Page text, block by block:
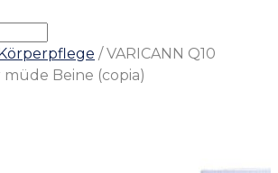
/ VARICANN Q10
Beine (copia)